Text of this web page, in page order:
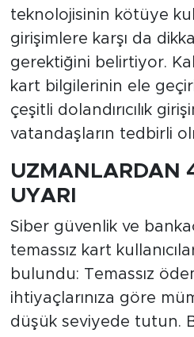
teknolojisinin kötüye
girişimlere karşı da
gerektiğini belirtiyor.
kart bilgilerinin ele
çeşitli dolandırıcılık
vatandaşların tedbirli
UZMANLARDAN
UYARI
Siber güvenlik ve
temassız kart
bulundu: Temassız
ihtiyaçlarınıza göre
düşük seviyede tutun.